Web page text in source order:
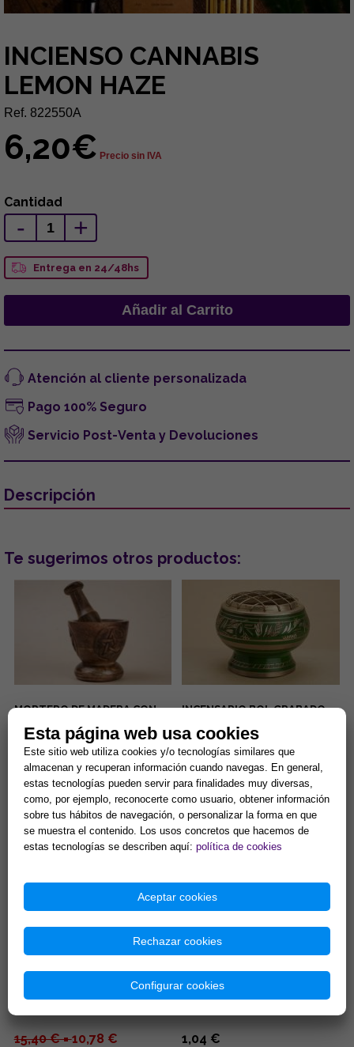
INCIENSO CANNABIS
LEMON HAZE
Ref. 822550A
6,20€ Precio sin IVA
Cantidad
- +
Entrega en 24/48hs
Atención al cliente personalizada
Pago 100% Seguro
Servicio Post-Venta y Devoluciones
Descripción
Te sugerimos otros productos:
MORTERO DE MADERA CON
GRMS)
El mortero de madera con
pentagrama de 8 x 10 cm (150
gramos) es una herramienta
esotérica para el uso en alta...
14,90 €
Comprar
INCENSARIO BOL GRABADO
...
13,94 €
Comprar
INCENSARIO MADERA
15,40 € =10,78 €
INCENSARIOS DE MADERA 25,5
1,04 €
Esta página web usa cookies
Este sitio web utiliza cookies y/o tecnologías similares que
almacenan y recuperan información cuando navegas. En general,
estas tecnologías pueden servir para finalidades muy diversas,
como, por ejemplo, reconocerte como usuario, obtener información
sobre tus hábitos de navegación, o personalizar la forma en que
se muestra el contenido. Los usos concretos que hacemos de
estas tecnologías se describen aquí: política de cookies
Aceptar cookies
Rechazar cookies
Configurar cookies